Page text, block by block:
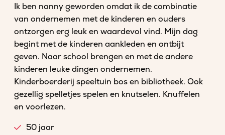
Ik ben nanny geworden omdat ik de combinatie
van ondernemen met de kinderen en ouders
ontzorgen erg leuk en waardevol vind. Mijn dag
begint met de kinderen aankleden en ontbijt
geven. Naar school brengen en met de andere
kinderen leuke dingen ondernemen.
Kinderboerderij speeltuin bos en bibliotheek. Ook
gezellig spelletjes spelen en knutselen. Knuffelen
en voorlezen.
50 jaar